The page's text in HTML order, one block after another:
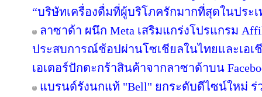
“บริษัทเครื่องดื่มที่ผู้บริโภครักมากที่สุดในประเ
ลาซาด้า ผนึก Meta เสริมแกร่งโปรแกรม
ประสบการณ์ช้อปผ่านโซเชียลในไทยและเอเ
เอเตอร์ปักตะกร้าสินค้าจากลาซาด้าบน
แบรนด์รังนกแท้ "Bell" ยกระดับดีไซน์ใหม่ ร่